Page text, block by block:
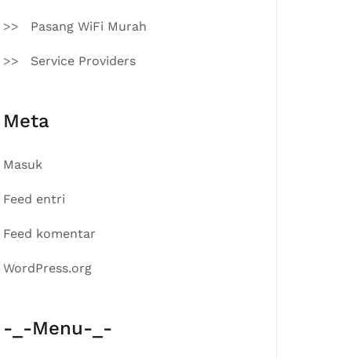
Pasang WiFi Murah
Service Providers
Meta
Masuk
Feed entri
Feed komentar
WordPress.org
-_-Menu-_-